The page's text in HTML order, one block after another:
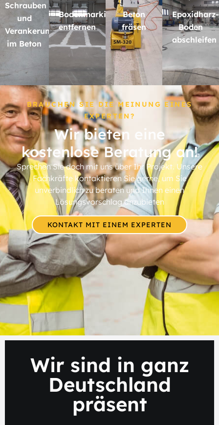
Schrauben
und
Verankerungen
im Beton
Bodenmarkierungen
entfernen
Beton
fräsen
Epoxidharz-
Boden
abschleifen
BRAUCHEN SIE DIE MEINUNG EINES
EXPERTEN?
Wir bieten eine
kostenlose Beratung an!
Sprechen Sie doch mit uns über Ihr Projekt. Unsere
Fachkräfte kontaktieren Sie gerne, um Sie
unverbindlich zu beraten und Ihnen einen
Lösungsvorschlag anzubieten
KONTAKT MIT EINEM EXPERTEN
Wir sind in ganz
Deutschland
präsent